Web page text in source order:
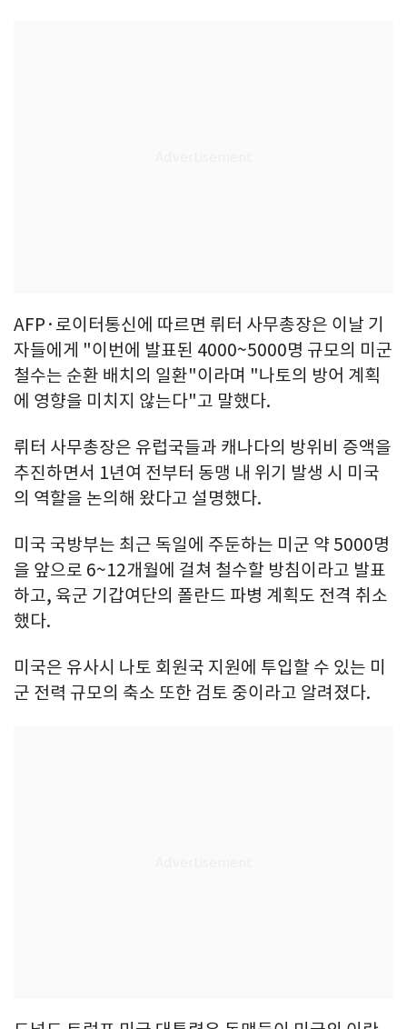
AFP·로이터통신에 따르면 뤼터 사무총장은 이날 기
자들에게 "이번에 발표된 4000~5000명 규모의 미군
철수는 순환 배치의 일환"이라며 "나토의 방어 계획
에 영향을 미치지 않는다"고 말했다.
뤼터 사무총장은 유럽국들과 캐나다의 방위비 증액을
추진하면서 1년여 전부터 동맹 내 위기 발생 시 미국
의 역할을 논의해 왔다고 설명했다.
미국 국방부는 최근 독일에 주둔하는 미군 약 5000명
을 앞으로 6~12개월에 걸쳐 철수할 방침이라고 발표
하고, 육군 기갑여단의 폴란드 파병 계획도 전격 취소
했다.
미국은 유사시 나토 회원국 지원에 투입할 수 있는 미
군 전력 규모의 축소 또한 검토 중이라고 알려졌다.